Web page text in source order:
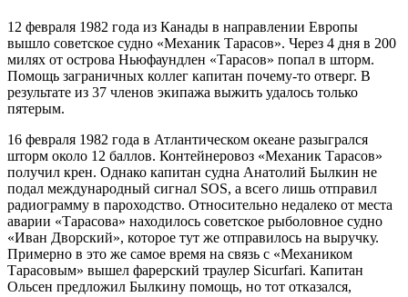
12 февраля 1982 года из Канады в направлении Европы
вышло советское судно «Механик Тарасов». Через 4 дня в 200
милях от острова Ньюфаундлен «Тарасов» попал в шторм.
Помощь заграничных коллег капитан почему-то отверг. В
результате из 37 членов экипажа выжить удалось только
пятерым.
16 февраля 1982 года в Атлантическом океане разыгрался
шторм около 12 баллов. Контейнеровоз «Механик Тарасов»
получил крен. Однако капитан судна Анатолий Былкин не
подал международный сигнал SOS, а всего лишь отправил
радиограмму в пароходство. Относительно недалеко от места
аварии «Тарасова» находилось советское рыболовное судно
«Иван Дворский», которое тут же отправилось на выручку.
Примерно в это же самое время на связь с «Механиком
Тарасовым» вышел фарерский траулер Sicurfari. Капитан
Ольсен предложил Былкину помощь, но тот отказался,